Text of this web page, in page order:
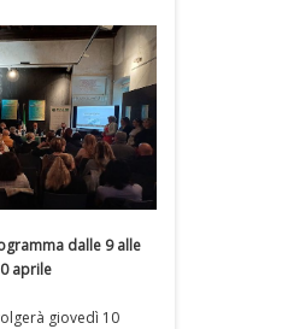
dalle 9 alle
aprile
giovedì 10